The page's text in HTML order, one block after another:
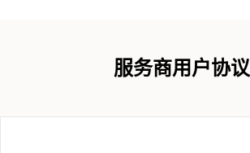
服务商用户协议